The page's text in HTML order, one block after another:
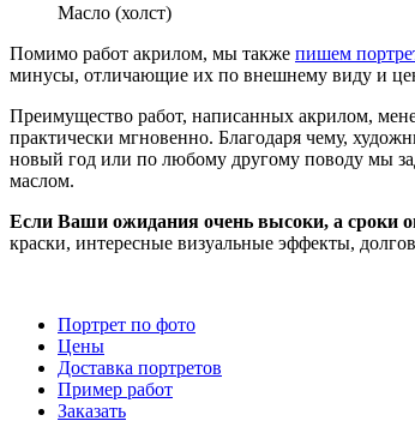
Масло (холст)
Помимо работ акрилом, мы также пишем
минусы, отличающие их по внешнему виду и
Преимущество работ, написанных акрилом,
практически мгновенно. Благодаря чему,
новый год или по любому другому поводу мы
маслом.
Если Ваши ожидания очень высоки, а сроки
краски, интересные визуальные эффекты,
Портрет по фото
Цены
Доставка портретов
Пример работ
Заказать